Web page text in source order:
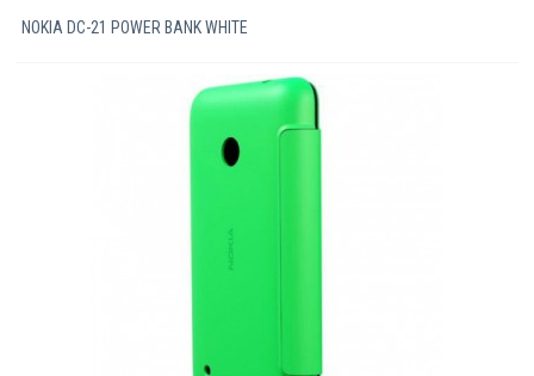
NOKIA DC-21 POWER BANK WHITE